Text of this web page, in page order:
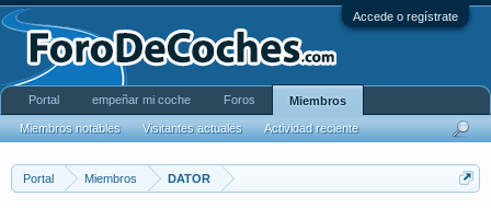
Accede o regístrate
Portal Miembros DATOR
Portal empeñar mi coche Foros Miembros
Miembros notables Visitantes actuales Actividad reciente